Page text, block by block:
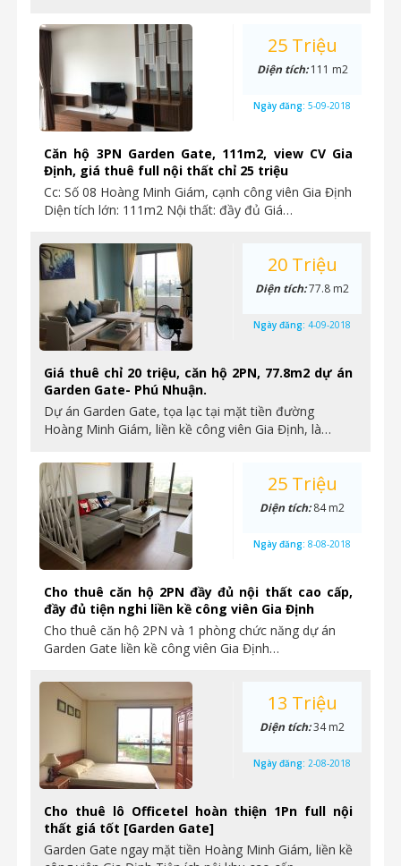
Căn hộ 3PN Garden Gate, 111m2, view CV Gia
Định, giá thuê full nội thất chỉ 25 triệu
Cc: Số 08 Hoàng Minh Giám, cạnh công viên Gia Định
Diện tích lớn: 111m2 Nội thất: đầy đủ Giá…
25 Triệu
Diện tích:111 m2
Ngày đăng: 5-09-2018
Giá thuê chỉ 20 triệu, căn hộ 2PN, 77.8m2 dự án
Garden Gate- Phú Nhuận.
Dự án Garden Gate, tọa lạc tại mặt tiền đường
Hoàng Minh Giám, liền kề công viên Gia Định, là…
20 Triệu
Diện tích:77.8 m2
Ngày đăng: 4-09-2018
Cho thuê căn hộ 2PN đầy đủ nội thất cao cấp,
đầy đủ tiện nghi liền kề công viên Gia Định
Cho thuê căn hộ 2PN và 1 phòng chức năng dự án
Garden Gate liền kề công viên Gia Định…
25 Triệu
Diện tích:84 m2
Ngày đăng: 8-08-2018
Cho thuê lô Officetel hoàn thiện 1Pn full nội
thất giá tốt [Garden Gate]
Garden Gate ngay mặt tiền Hoàng Minh Giám, liền kề
13 Triệu
Diện tích:34 m2
Ngày đăng: 2-08-2018